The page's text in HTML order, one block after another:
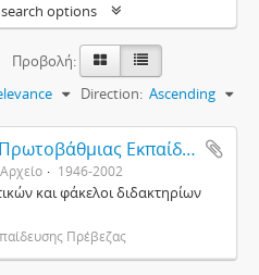
options
Προβολή:
Direction: Ascending
Αρχείο 1ου Γραφείου Πρωτοβάθμιας Εκπαίδευσης Πρέβεζας
Αρχείο 1946-2002
και φάκελοι διδακτηρίων
Πρέβεζας